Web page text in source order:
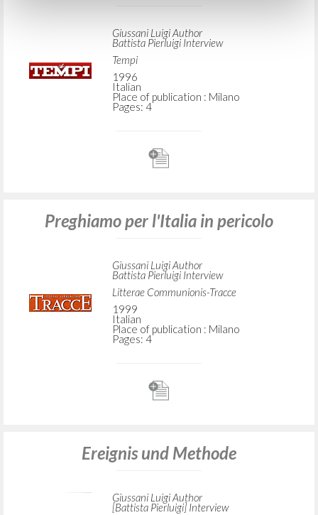
Giussani Luigi Author
Battista Pierluigi Interview
Tempi
1996
Italian
Place of publication : Milano
Pages: 4
Preghiamo per l'Italia in pericolo
Giussani Luigi Author
Battista Pierluigi Interview
Litterae Communionis-Tracce
1999
Italian
Place of publication : Milano
Pages: 4
Ereignis und Methode
Giussani Luigi Author
[Battista Pierluigi] Interview